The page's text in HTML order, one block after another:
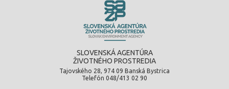
SLOVENSKÁ AGENTÚRA
ŽIVOTNÉHO PROSTREDIA
Tajovského 28, 974 09 Banská Bystrica
Telefón 048/413 02 90